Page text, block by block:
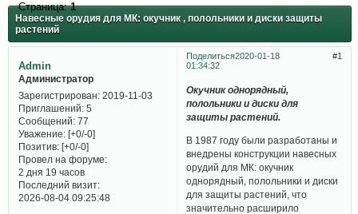
Навесные орудия для МК: окучник , полольники и диски защиты
растений
Страница:1
Поделиться 1
2020-01-18
01:34:32
Admin
Администратор
Зарегистрирован: 2019-11-03
Приглашений:5
Сообщений:77
Уважение: [+0/-0]
Позитив: [+0/-0]
Провел на форуме:
2 дня 19 часов
Последний визит:
2026-08-04 09:25:48
Окучник однорядный,
полольники и диски для
защиты растений.
В 1987 году были разработаны и
внедрены конструкции навесных
орудий для МК: окучник
однорядный, полольники и диски
для защиты растений, что
значительно расширило